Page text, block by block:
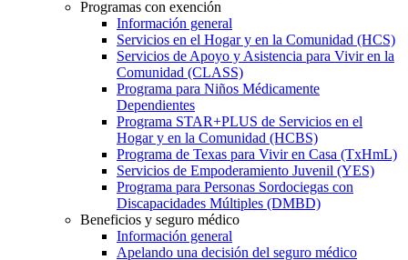
Programas con exención
Información general
Servicios en el Hogar y en la Comunidad (HCS)
Servicios de Apoyo y Asistencia para Vivir en la
Comunidad (CLASS)
Programa para Niños Médicamente
Dependientes
Programa STAR+PLUS de Servicios en el
Hogar y en la Comunidad (HCBS)
Programa de Texas para Vivir en Casa (TxHmL)
Servicios de Empoderamiento Juvenil (YES)
Programa para Personas Sordociegas con
Discapacidades Múltiples (DMBD)
Beneficios y seguro médico
Información general
Apelando una decisión del seguro médico